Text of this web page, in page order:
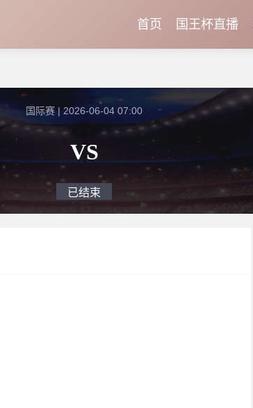
首页 国王杯直播
国际赛 | 2026-06-04 07:00
VS
已结束